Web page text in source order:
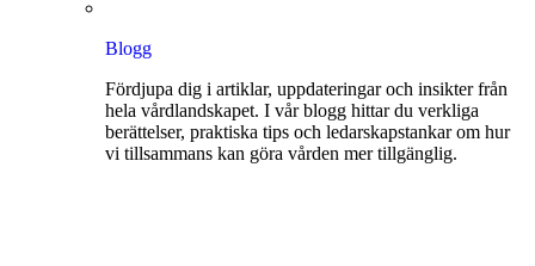
Blogg
Fördjupa dig i artiklar, uppdateringar och insikter från
hela vårdlandskapet. I vår blogg hittar du verkliga
berättelser, praktiska tips och ledarskapstankar om hur
vi tillsammans kan göra vården mer tillgänglig.